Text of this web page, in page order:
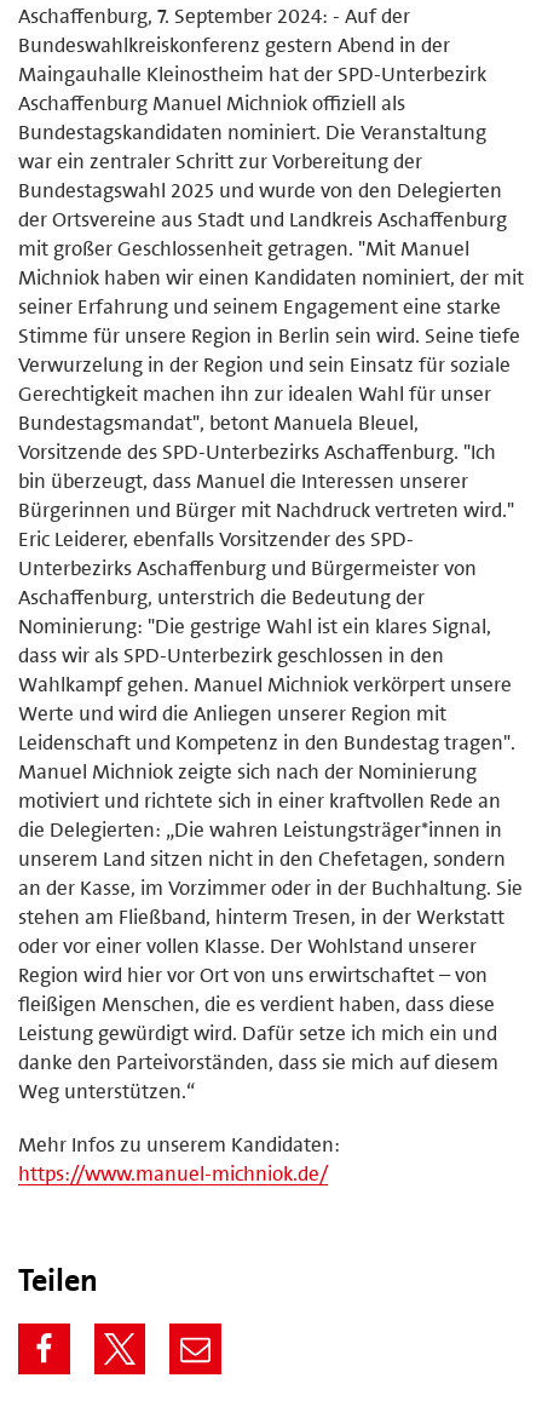
Aschaffenburg, 7. September 2024: - Auf der
Bundeswahlkreiskonferenz gestern Abend in der
Maingauhalle Kleinostheim hat der SPD-Unterbezirk
Aschaffenburg Manuel Michniok offiziell als
Bundestagskandidaten nominiert. Die Veranstaltung
war ein zentraler Schritt zur Vorbereitung der
Bundestagswahl 2025 und wurde von den Delegierten
der Ortsvereine aus Stadt und Landkreis Aschaffenburg
mit großer Geschlossenheit getragen. "Mit Manuel
Michniok haben wir einen Kandidaten nominiert, der mit
seiner Erfahrung und seinem Engagement eine starke
Stimme für unsere Region in Berlin sein wird. Seine tiefe
Verwurzelung in der Region und sein Einsatz für soziale
Gerechtigkeit machen ihn zur idealen Wahl für unser
Bundestagsmandat", betont Manuela Bleuel,
Vorsitzende des SPD-Unterbezirks Aschaffenburg. "Ich
bin überzeugt, dass Manuel die Interessen unserer
Bürgerinnen und Bürger mit Nachdruck vertreten wird."
Eric Leiderer, ebenfalls Vorsitzender des SPD-
Unterbezirks Aschaffenburg und Bürgermeister von
Aschaffenburg, unterstrich die Bedeutung der
Nominierung: "Die gestrige Wahl ist ein klares Signal,
dass wir als SPD-Unterbezirk geschlossen in den
Wahlkampf gehen. Manuel Michniok verkörpert unsere
Werte und wird die Anliegen unserer Region mit
Leidenschaft und Kompetenz in den Bundestag tragen".
Manuel Michniok zeigte sich nach der Nominierung
motiviert und richtete sich in einer kraftvollen Rede an
die Delegierten: „Die wahren Leistungsträger*innen in
unserem Land sitzen nicht in den Chefetagen, sondern
an der Kasse, im Vorzimmer oder in der Buchhaltung. Sie
stehen am Fließband, hinterm Tresen, in der Werkstatt
oder vor einer vollen Klasse. Der Wohlstand unserer
Region wird hier vor Ort von uns erwirtschaftet – von
fleißigen Menschen, die es verdient haben, dass diese
Leistung gewürdigt wird. Dafür setze ich mich ein und
danke den Parteivorständen, dass sie mich auf diesem
Weg unterstützen.“
Mehr Infos zu unserem Kandidaten:
https://www.manuel-michniok.de/
Teilen